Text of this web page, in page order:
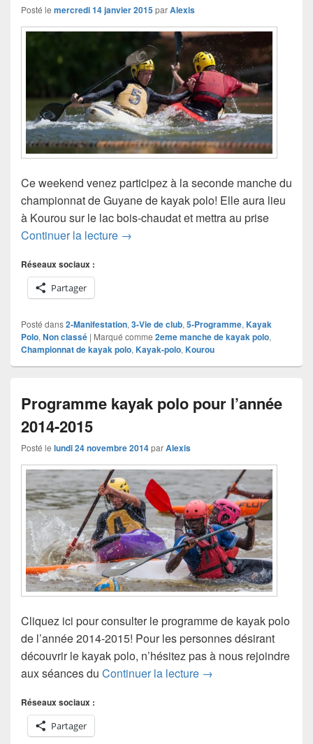
Posté le mercredi 14 janvier 2015parAlexis
Ce weekend venez participez à la seconde manche du
championnat de Guyane de kayak polo! Elle aura lieu
à Kourou sur le lac bois-chaudat et mettra au prise
Continuer la lecture 2eme manche du championnat de
→
Réseaux sociaux :
Partager
Posté dans2-Manifestation, 3-Vie de club, 5-Programme, Kayak
Polo, Non classé | Marqué comme 2eme manche de kayak polo,
Championnat de kayak polo, Kayak-polo, Kourou
Programme kayak polo pour l’année
2014-2015
Posté le lundi 24 novembre 2014parAlexis
Cliquez ici pour consulter le programme de kayak polo
de l’année 2014-2015! Pour les personnes désirant
découvrir le kayak polo, n’hésitez pas à nous rejoindre
aux séances du Continuer la lecture Programme kayak
→
Réseaux sociaux :
Partager